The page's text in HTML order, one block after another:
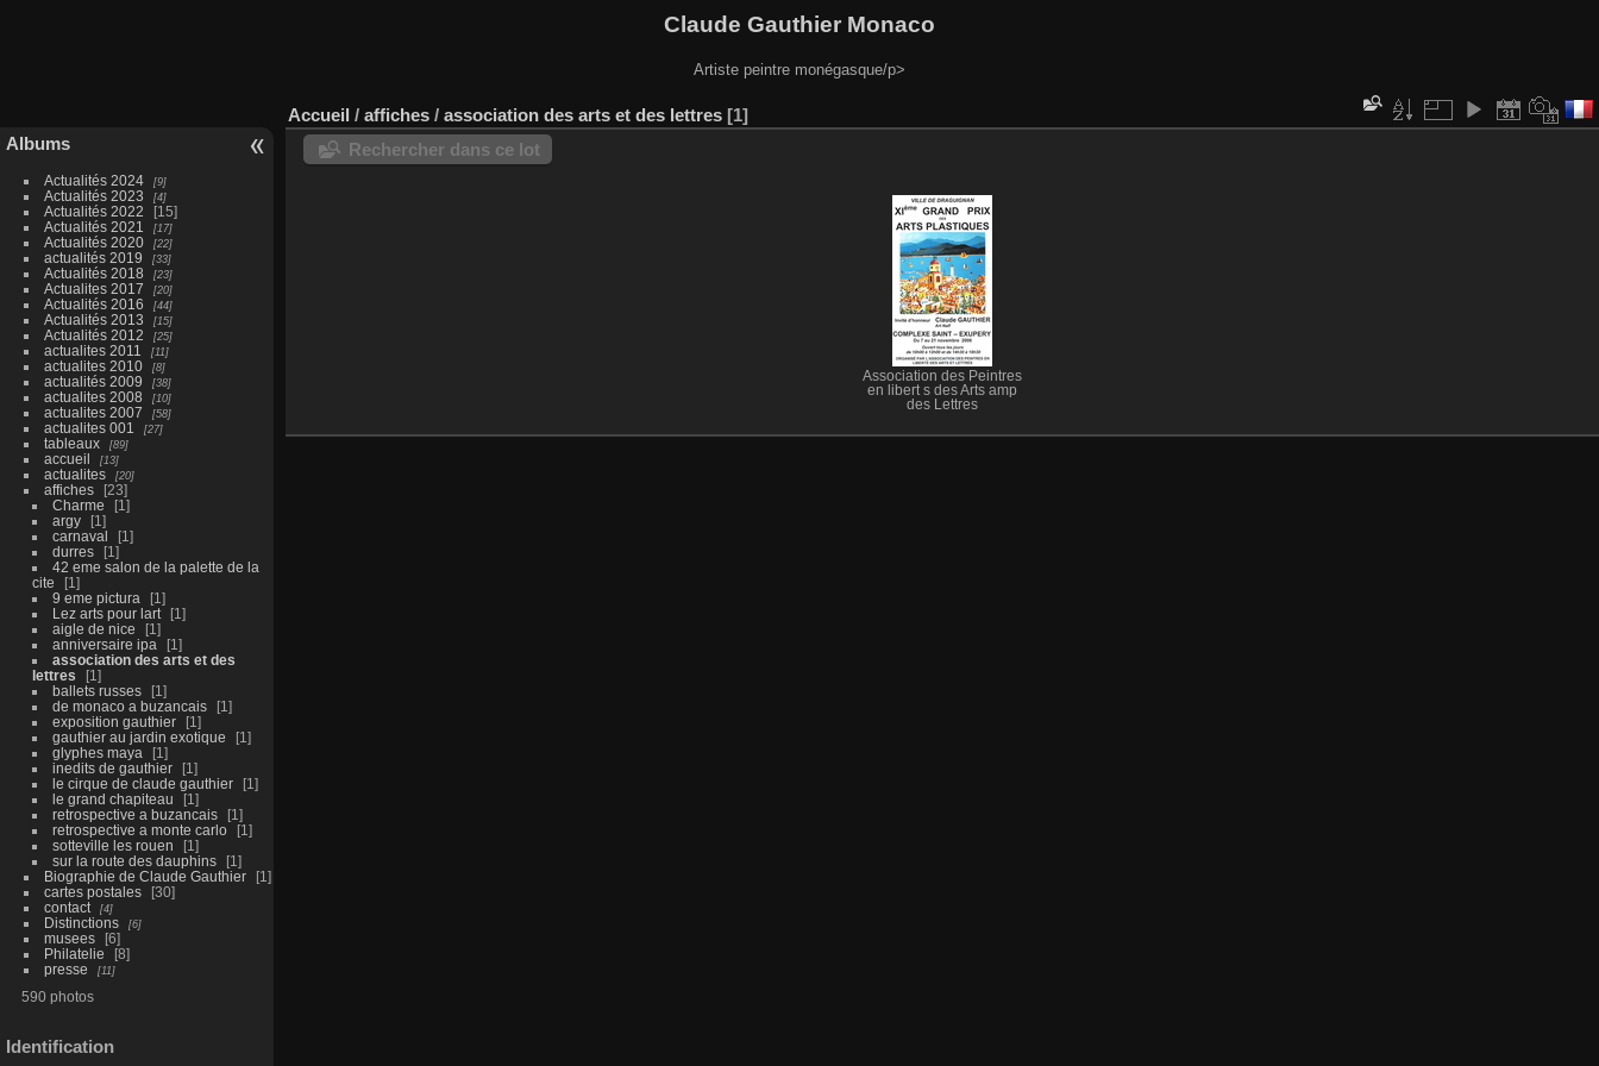
Claude Gauthier Monaco
Artiste peintre monégasque/p>
Albums
Actualités 2024 9
Actualités 2023 4
Actualités 2022
15
Actualités 2021
17
Actualités 2020 22
actualités 2019 33
Actualités 2018 23
Actualites 2017 20
Actualités 2016 44
Actualités 2013 15
Actualités 2012 25
actualites 2011 11
actualites 2010 8
actualités 2009 38
actualites 2008 10
actualites 2007 58
actualites 001 27
tableaux 89
accueil 13
actualites 20
affiches
23
Charme
1
argy
1
carnaval
1
durres
1
42 eme salon de la palette de la
cite
1
9 eme pictura
1
Lez arts pour lart
1
aigle de nice
1
anniversaire ipa
1
association des arts et des
lettres
1
ballets russes
1
de monaco a buzancais
1
exposition gauthier
1
gauthier au jardin exotique
1
glyphes maya
1
inedits de gauthier
1
le cirque de claude gauthier
1
le grand chapiteau
1
retrospective a buzancais
1
retrospective a monte carlo
1
sotteville les rouen
1
sur la route des dauphins
1
Biographie de Claude Gauthier
1
cartes postales
30
contact
4
Distinctions 6
musees
6
Philatelie
8
presse
11
590 photos
Identification
Accueil / affiches / association des arts et des lettres 1
Rechercher dans ce lot
Association des Peintres
en libert s des Arts amp
des Lettres